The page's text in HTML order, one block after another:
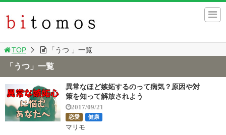
TOP 「うつ 」一覧
「うつ」一覧
異常なほど嫉妬するのって病気？原因や対
策を知って解放されよう
2017/09/21
恋愛 健康
マリモ